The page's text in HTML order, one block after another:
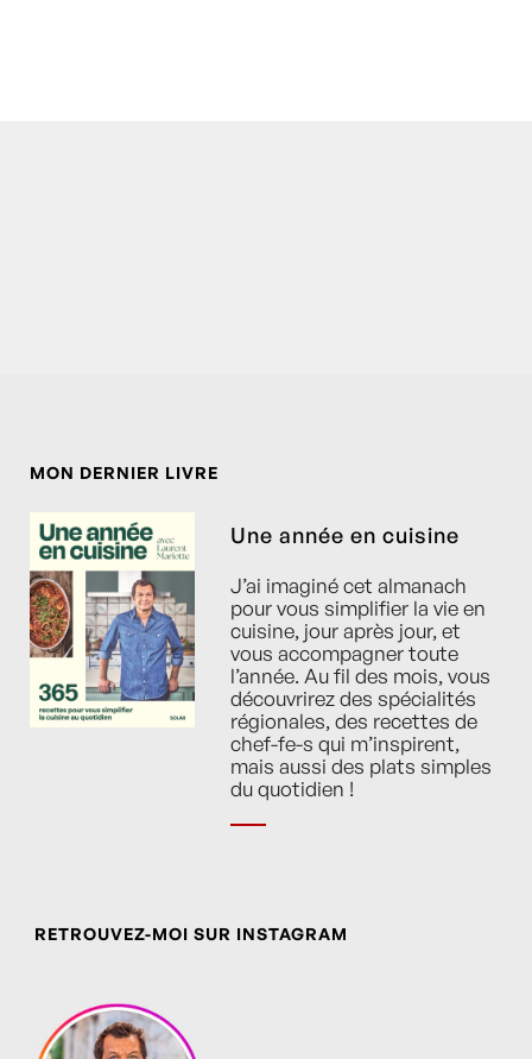
MON DERNIER LIVRE
Une année en cuisine
J’ai imaginé cet almanach
pour vous simplifier la vie en
cuisine, jour après jour, et
vous accompagner toute
l’année. Au fil des mois, vous
découvrirez des spécialités
régionales, des recettes de
chef-fe-s qui m’inspirent,
mais aussi des plats simples
du quotidien !
RETROUVEZ-MOI SUR INSTAGRAM